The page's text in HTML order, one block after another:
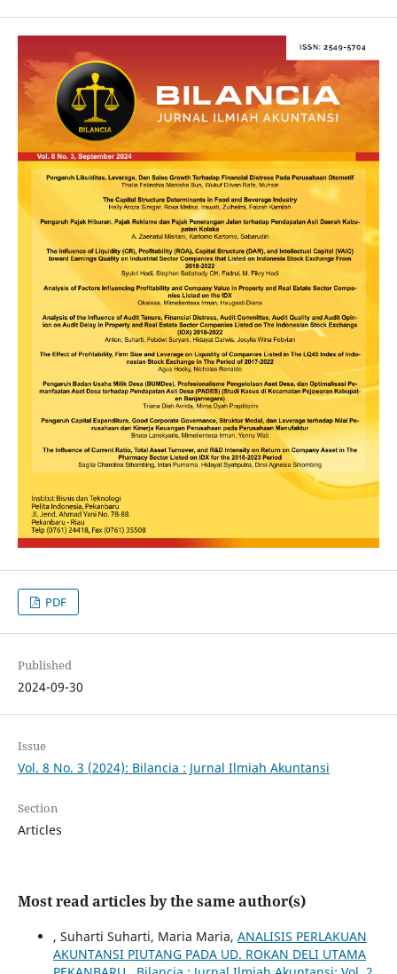
PDF
Published
2024-09-30
Issue
Vol. 8 No. 3 (2024): Bilancia : Jurnal Ilmiah Akuntansi
Section
Articles
Most read articles by the same author(s)
, Suharti Suharti, Maria Maria, ANALISIS PERLAKUAN
AKUNTANSI PIUTANG PADA UD. ROKAN DELI UTAMA